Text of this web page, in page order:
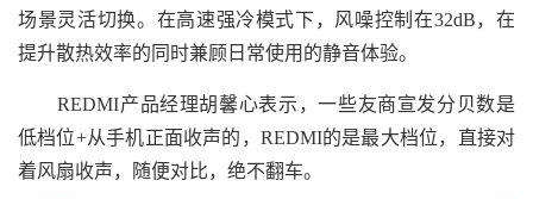
场景灵活切换。在高速强冷模式下，风噪控制在32dB，在
提升散热效率的同时兼顾日常使用的静音体验。
REDMI产品经理胡馨心表示，一些友商宣发分贝数是
低档位+从手机正面收声的，REDMI的是最大档位，直接对
着风扇收声，随便对比，绝不翻车。